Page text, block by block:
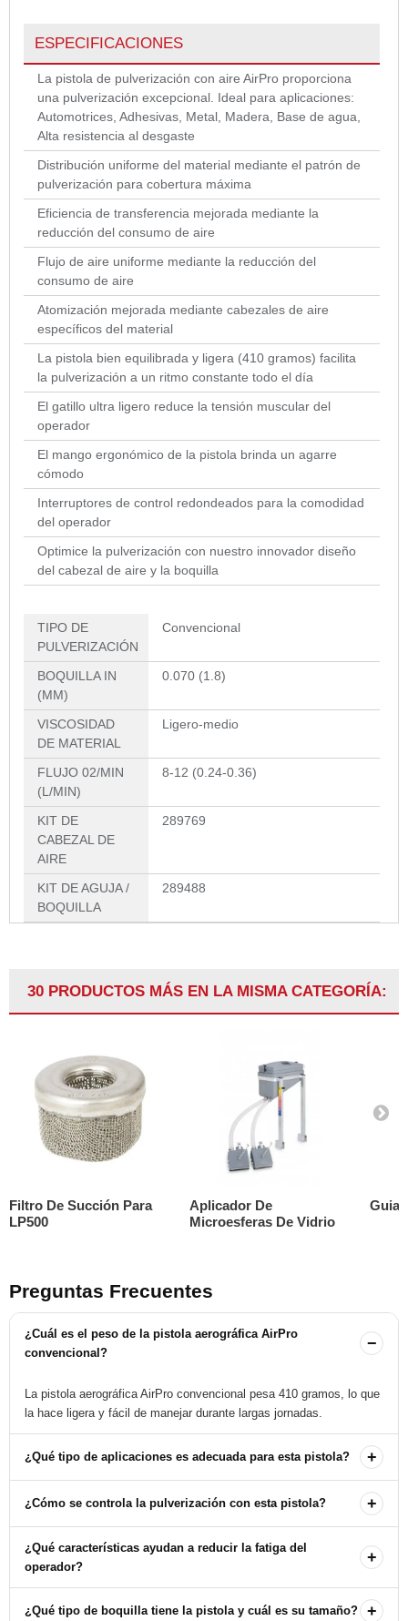
ESPECIFICACIONES
La pistola de pulverización con aire AirPro proporciona
una pulverización excepcional. Ideal para aplicaciones:
Automotrices, Adhesivas, Metal, Madera, Base de agua,
Alta resistencia al desgaste
Distribución uniforme del material mediante el patrón de
pulverización para cobertura máxima
Eficiencia de transferencia mejorada mediante la
reducción del consumo de aire
Flujo de aire uniforme mediante la reducción del
consumo de aire
Atomización mejorada mediante cabezales de aire
específicos del material
La pistola bien equilibrada y ligera (410 gramos) facilita
la pulverización a un ritmo constante todo el día
El gatillo ultra ligero reduce la tensión muscular del
operador
El mango ergonómico de la pistola brinda un agarre
cómodo
Interruptores de control redondeados para la comodidad
del operador
Optimice la pulverización con nuestro innovador diseño
del cabezal de aire y la boquilla
TIPO DE
PULVERIZACIÓN
Convencional
BOQUILLA IN
(MM)
0.070 (1.8)
VISCOSIDAD
DE MATERIAL
Ligero-medio
FLUJO 02/MIN
(L/MIN)
8-12 (0.24-0.36)
KIT DE
CABEZAL DE
AIRE
289769
KIT DE AGUJA /
BOQUILLA
289488
30 PRODUCTOS MÁS EN LA MISMA CATEGORÍA:
Filtro De Succión Para
LP500
Aplicador De
Microesferas De Vidrio
Guia
Preguntas Frecuentes
¿Cuál es el peso de la pistola aerográfica AirPro
convencional?
−
La pistola aerográfica AirPro convencional pesa 410 gramos, lo que
la hace ligera y fácil de manejar durante largas jornadas.
¿Qué tipo de aplicaciones es adecuada para esta pistola? +
Es ideal para aplicaciones automotrices, adhesivas, metal, madera
¿Cómo se controla la pulverización con esta pistola? +
La pistola cuenta con perillas de control redondeadas que permiten
ajustar la pulverización de manera cómoda y precisa.
¿Qué características ayudan a reducir la fatiga del
operador?
+
El gatillo ultraligero y el mango ergonómico están diseñados para
¿Qué tipo de boquilla tiene la pistola y cuál es su tamaño? +